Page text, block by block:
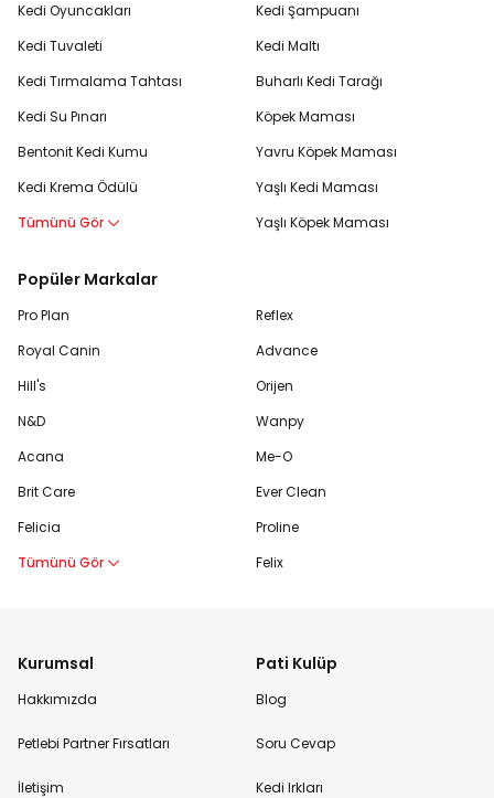
Kedi Oyuncakları
Kedi Tuvaleti
Kedi Tırmalama Tahtası
Kedi Su Pınarı
Bentonit Kedi Kumu
Kedi Krema Ödülü
Tümünü Gör
Kedi Şampuanı
Kedi Maltı
Buharlı Kedi Tarağı
Köpek Maması
Yavru Köpek Maması
Yaşlı Kedi Maması
Yaşlı Köpek Maması
Popüler Markalar
Pro Plan
Royal Canin
Hill's
N&D
Acana
Brit Care
Felicia
Tümünü Gör
Reflex
Advance
Orijen
Wanpy
Me-O
Ever Clean
Proline
Felix
Kurumsal
Hakkımızda
Petlebi Partner Fırsatları
İletişim
Pati Kulüp
Blog
Soru Cevap
Kedi Irkları